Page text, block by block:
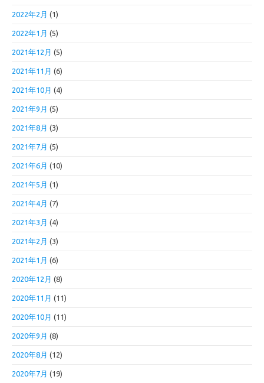
2022年2月 (1)
2022年1月 (5)
2021年12月 (5)
2021年11月 (6)
2021年10月 (4)
2021年9月 (5)
2021年8月 (3)
2021年7月 (5)
2021年6月 (10)
2021年5月 (1)
2021年4月 (7)
2021年3月 (4)
2021年2月 (3)
2021年1月 (6)
2020年12月 (8)
2020年11月 (11)
2020年10月 (11)
2020年9月 (8)
2020年8月 (12)
2020年7月 (19)